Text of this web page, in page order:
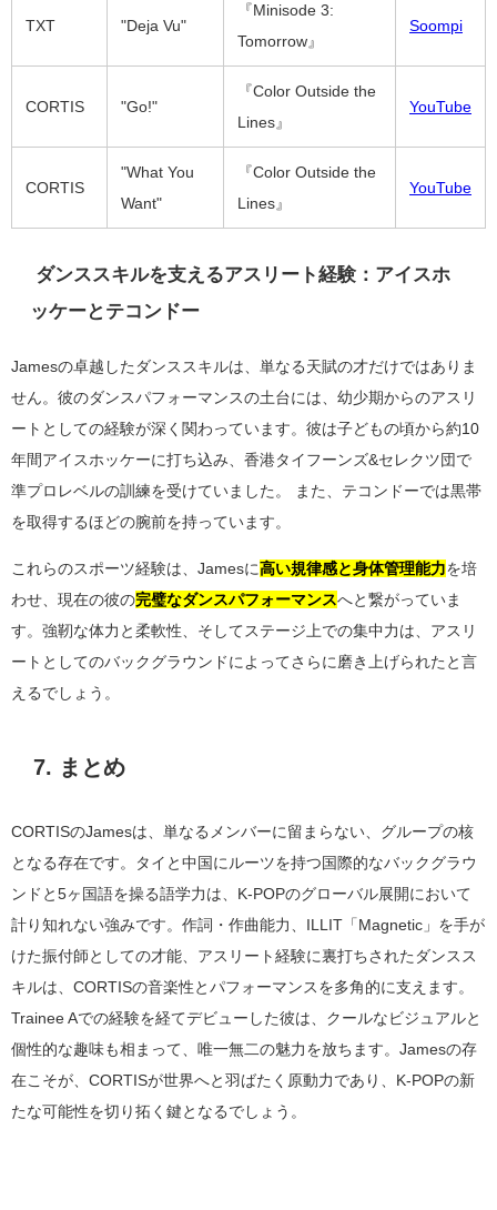
TXT "Deja Vu"
『Minisode 3:
Tomorrow』
Soompi
CORTIS "Go!"
『Color Outside the
Lines』
YouTube
CORTIS
"What You
Want"
『Color Outside the
Lines』
YouTube
ダンススキルを支えるアスリート経験：アイスホ
ッケーとテコンドー
Jamesの卓越したダンススキルは、単なる天賦の才だけではありま
せん。彼のダンスパフォーマンスの土台には、幼少期からのアスリ
ートとしての経験が深く関わっています。彼は子どもの頃から約10
年間アイスホッケーに打ち込み、香港タイフーンズ&セレクツ団で
準プロレベルの訓練を受けていました。 また、テコンドーでは黒帯
を取得するほどの腕前を持っています。
これらのスポーツ経験は、Jamesに高い規律感と身体管理能力を培
わせ、現在の彼の完璧なダンスパフォーマンスへと繋がっていま
す。強靭な体力と柔軟性、そしてステージ上での集中力は、アスリ
ートとしてのバックグラウンドによってさらに磨き上げられたと言
えるでしょう。
7. まとめ
CORTISのJamesは、単なるメンバーに留まらない、グループの核
となる存在です。タイと中国にルーツを持つ国際的なバックグラウ
ンドと5ヶ国語を操る語学力は、K-POPのグローバル展開において
計り知れない強みです。作詞・作曲能力、ILLIT「Magnetic」を手が
けた振付師としての才能、アスリート経験に裏打ちされたダンスス
キルは、CORTISの音楽性とパフォーマンスを多角的に支えます。
Trainee Aでの経験を経てデビューした彼は、クールなビジュアルと
個性的な趣味も相まって、唯一無二の魅力を放ちます。Jamesの存
在こそが、CORTISが世界へと羽ばたく原動力であり、K-POPの新
たな可能性を切り拓く鍵となるでしょう。